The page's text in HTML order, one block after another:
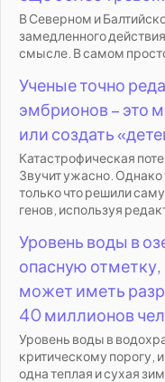
В Северном и
замедленного
смысле. В самом
Ученые точно
эмбрионов – это
или создать
Катастрофическая
Звучит ужасно.
только что решили
генов, используя
Уровень воды в
опасную
может иметь
40 миллионов
Уровень воды в
критическому порогу,
одна теплая и сухая